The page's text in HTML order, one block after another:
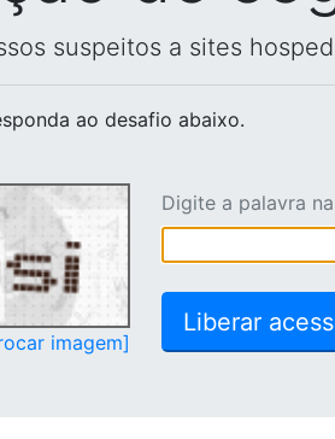
suspeitos a sites
ao desafio abaixo.
imagem]
Digite a palavra